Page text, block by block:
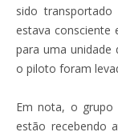
sido
estava
para uma unidade
o piloto foram
Em nota, o grupo
estão recebendo